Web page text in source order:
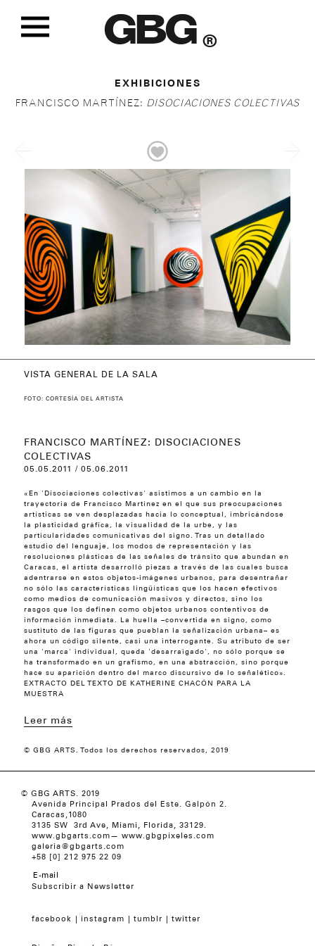
GBG ®
EXHIBICIONES
FRANCISCO MARTÍNEZ: DISOCIACIONES COLECTIVAS
VISTA GENERAL DE LA SALA
FOTO: CORTESÍA DEL ARTISTA
VISTA GENERAL DE LA SALA
INTERVENCIONES URBANAS
INTERVENCIONES URBANAS
FRANCISCO MARTÍNEZ: DISOCIACIONES
COLECTIVAS
05.05.2011 / 05.06.2011
«En 'Disociaciones colectivas' asistimos a un cambio en la
trayectoria de Francisco Martínez en el que sus preocupaciones
artísticas se ven desplazadas hacia lo conceptual, imbricándose
la plasticidad gráfica, la visualidad de la urbe, y las
particularidades comunicativas del signo. Tras un detallado
estudio del lenguaje, los modos de representación y las
resoluciones plásticas de las señales de tránsito que abundan en
Caracas, el artista desarrolló piezas a través de las cuales busca
adentrarse en estos objetos-imágenes urbanos, para desentrañar
no sólo las características lingüísticas que los hacen efectivos
como medios de comunicación masivos y directos, sino los
rasgos que los definen como objetos urbanos contentivos de
información inmediata. La huella –convertida en signo, como
sustituto de las figuras que pueblan la señalización urbana– es
ahora un código silente, casi una interrogante. Su atributo de ser
una 'marca' individual, queda 'desarraigado', no sólo porque se
ha transformado en un grafismo, en una abstracción, sino porque
hace su aparición dentro del marco discursivo de lo señalético».
EXTRACTO DEL TEXTO DE KATHERINE CHACÓN PARA LA
MUESTRA
Leer más
© GBG ARTS. Todos los derechos reservados, 2019
© GBG ARTS. 2019
Avenida Principal Prados del Este. Galpón 2.
Caracas,1080
3135 SW 3rd Ave, Miami, Florida, 33129.
www.gbgarts.com— www.gbgpixeles.com
galeria@gbgarts.com
+58 [0] 212 975 22 09
Subscribir a Newsletter
facebook instagram tumblr twitter